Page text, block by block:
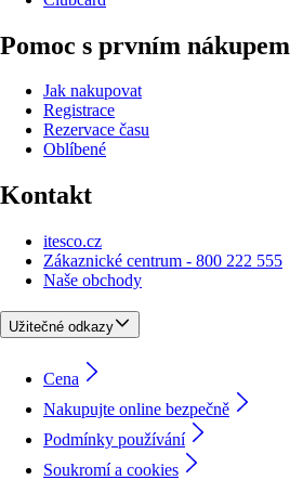
Pomoc s prvním nákupem
Jak nakupovat
Registrace
Rezervace času
Oblíbené
Kontakt
itesco.cz
Zákaznické centrum - 800 222 555
Naše obchody
Užitečné odkazy
Cena
Nakupujte online bezpečně
Podmínky používání
Soukromí a cookies